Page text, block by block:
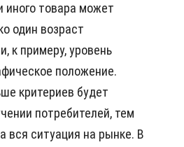
иного товара может
один возраст
к примеру, уровень
положение.
критериев будет
потребителей, тем
вся ситуация на рынке. В